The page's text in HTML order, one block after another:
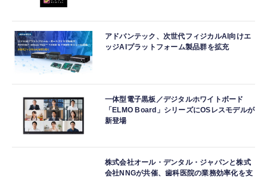
アドバンテック、次世代フィジカルAI向けエ
ッジAIプラットフォーム製品群を拡充
一体型電子黒板／デジタルホワイトボード
「ELMO Board」シリーズにOSレスモデルが
新登場
株式会社オール・デンタル・ジャパンと株式
会社NNGが共催、歯科医院の業務効率化を支